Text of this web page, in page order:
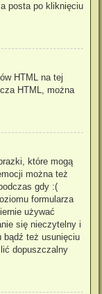
posta po kliknięciu
HTML na tej
HTML, można
które mogą
można też
gdy :(
formularza
używać
się nieczytelny i
bądź też usunięciu
dopuszczalny